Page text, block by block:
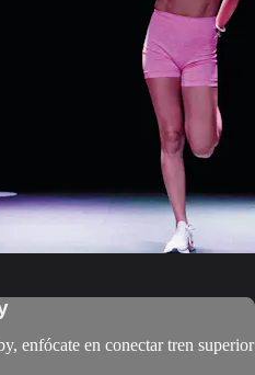
enfócate en conectar tren superior